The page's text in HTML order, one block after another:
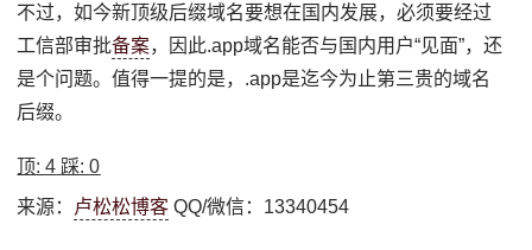
不过，如今新顶级后缀域名要想在国内发展，必须要经过
工信部审批备案，因此.app域名能否与国内用户“见面”，还
是个问题。值得一提的是，.app是迄今为止第三贵的域名
后缀。
顶:4 踩:0
来源： 卢松松博客 QQ/微信：13340454